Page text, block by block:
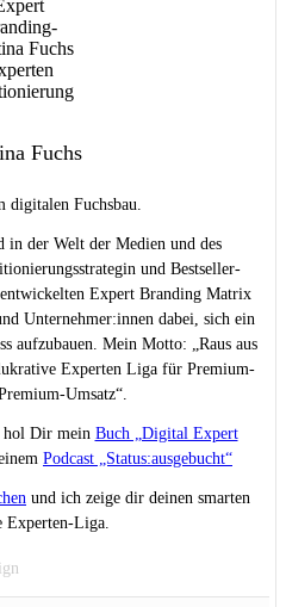
Fuchs
digitalen Fuchsbau.
in der Welt der Medien und des
und Bestseller-
Expert Branding Matrix
Unternehmer:innen dabei, sich ein
aufzubauen. Mein Motto: „Raus aus
Experten Liga für Premium-
Umsatz“.
hol Dir mein Buch „Digital Expert
Podcast „Status:ausgebucht“
und ich zeige dir deinen smarten
Experten-Liga.